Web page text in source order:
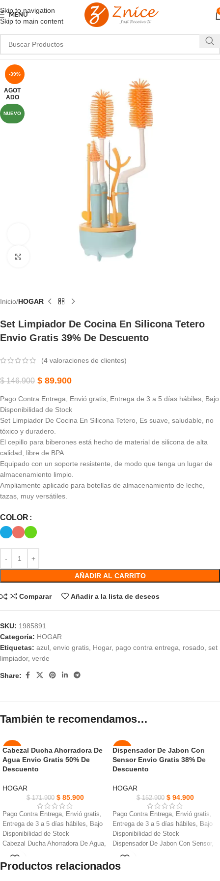
Skip to navigation
Skip to main content
MENU
-39%
AGOT
ADO
NUEVO
Haga Clic Para Ampliar
Inicio HOGAR
Set Limpiador De Cocina En Silicona Tetero
Envio Gratis 39% De Descuento
(4 valoraciones de clientes)
$146.900 $ 89.900
Pago Contra Entrega, Envió gratis, Entrega de 3 a 5 días hábiles, Bajo
Disponibilidad de Stock
Set Limpiador De Cocina En Silicona Tetero, Es suave, saludable, no
tóxico y duradero.
El cepillo para biberones está hecho de material de silicona de alta
calidad, libre de BPA.
Equipado con un soporte resistente, de modo que tenga un lugar de
almacenamiento limpio.
Ampliamente aplicado para botellas de almacenamiento de leche,
tazas, muy versátiles.
COLOR
AÑADIR AL CARRITO
Comparar Añadir a la lista de deseos
SKU: 1985891
Categoría: HOGAR
Etiquetas: azul, envio gratis, Hogar, pago contra entrega, rosado, set
limpiador, verde
Share:
También te recomendamos…
-50%
NUEVO
Cabezal Ducha Ahorradora De
Agua Envio Gratis 50% De
Descuento
HOGAR
$171.900 $85.900
Pago Contra Entrega, Envió gratis,
Entrega de 3 a 5 días hábiles, Bajo
Disponibilidad de Stock
Cabezal Ducha Ahorradora De Agua,
Una gran alternativa a tu cabezal de
ducha de alta presión.
-38%
AGOT
ADO
NUEVO
Dispensador De Jabon Con
Sensor Envio Gratis 38% De
Descuento
HOGAR
$152.900 $94.900
Pago Contra Entrega, Envió gratis,
Entrega de 3 a 5 días hábiles, Bajo
Disponibilidad de Stock
Dispensador De Jabon Con Sensor,
Distancia de inducción: 3-5cm/1,18-
1,96 pulgadas.
Productos relacionados